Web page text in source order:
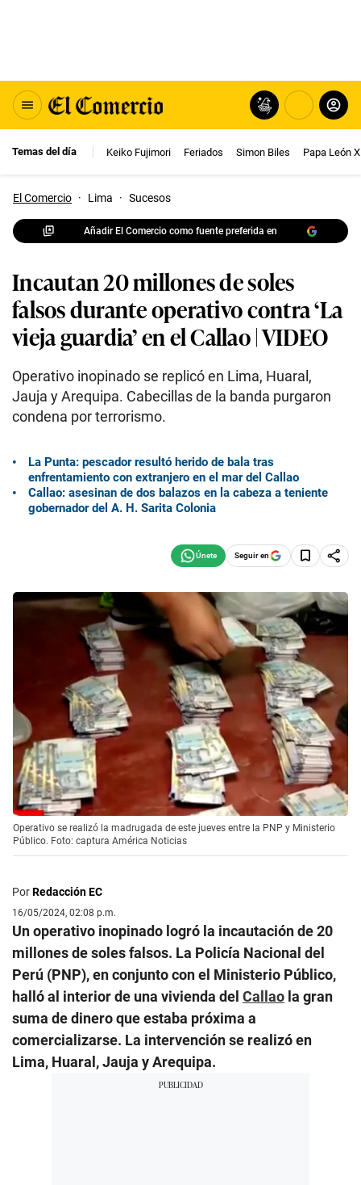
Temas del día Keiko Fujimori Feriados Simon Biles Papa León
El Comercio · Lima · Sucesos
Añadir El Comercio como fuente preferida en
Incautan 20 millones de soles
falsos durante operativo contra ‘La
vieja guardia’ en el Callao | VIDEO
Operativo inopinado se replicó en Lima, Huaral,
Jauja y Arequipa. Cabecillas de la banda purgaron
condena por terrorismo.
La Punta: pescador resultó herido de bala tras
enfrentamiento con extranjero en el mar del Callao
Callao: asesinan de dos balazos en la cabeza a teniente
gobernador del A. H. Sarita Colonia
Seguir en
Operativo se realizó la madrugada de este jueves entre la PNP y Ministerio
Público. Foto: captura América Noticias
PorRedacción EC
16/05/2024, 02:08 p.m.
Un operativo inopinado logró la incautación de 20
millones de soles falsos. La Policía Nacional del
Perú (PNP), en conjunto con el Ministerio Público,
halló al interior de una vivienda del Callao la gran
suma de dinero que estaba próxima a
comercializarse. La intervención se realizó en
Lima, Huaral, Jauja y Arequipa.